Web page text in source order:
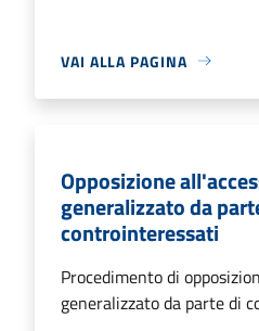
VAI ALLA PAGINA
Opposizione
generalizzato da
controinteressati
Procedimento di
generalizzato da parte di